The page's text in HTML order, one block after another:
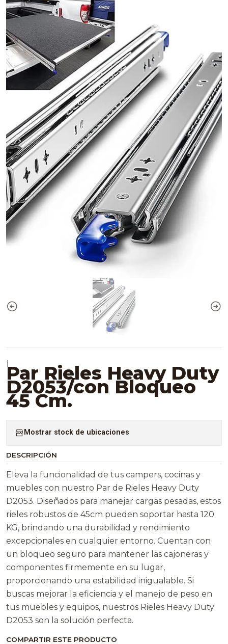
|Par Rieles Heavy Duty
D2053/con Bloqueo
45 Cm.
Mostrar stock de ubicaciones
DESCRIPCIÓN
Eleva la funcionalidad de tus campers, cocinas y
muebles con nuestro Par de Rieles Heavy Duty
D2053. Diseñados para manejar cargas pesadas, estos
rieles robustos de 45cm pueden soportar hasta 120
KG, brindando una durabilidad y rendimiento
excepcionales en cualquier entorno. Cuentan con
un bloqueo seguro para mantener las cajoneras y
componentes firmemente en su lugar,
proporcionando una estabilidad inigualable. Si
buscas mejorar la eficiencia y el manejo de peso en
tus muebles y equipos, nuestros Rieles Heavy Duty
D2053 son la solución perfecta.
COMPARTIR ESTE PRODUCTO